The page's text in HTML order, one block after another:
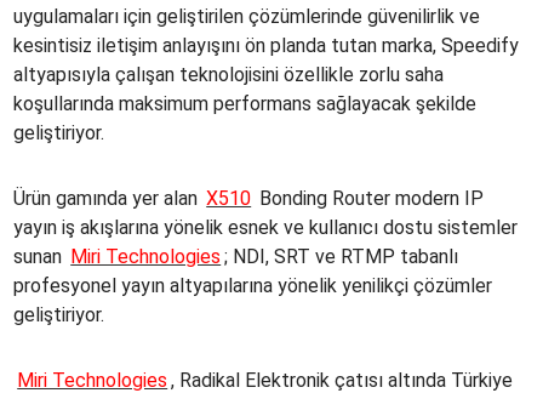
uygulamaları için geliştirilen çözümlerinde güvenilirlik ve
kesintisiz iletişim anlayışını ön planda tutan marka, Speedify
altyapısıyla çalışan teknolojisini özellikle zorlu saha
koşullarında maksimum performans sağlayacak şekilde
geliştiriyor.
Ürün gamında yer alan X510 Bonding Router modern IP
yayın iş akışlarına yönelik esnek ve kullanıcı dostu sistemler
sunan Miri Technologies ; NDI, SRT ve RTMP tabanlı
profesyonel yayın altyapılarına yönelik yenilikçi çözümler
geliştiriyor.
Miri Technologies , Radikal Elektronik çatısı altında Türkiye